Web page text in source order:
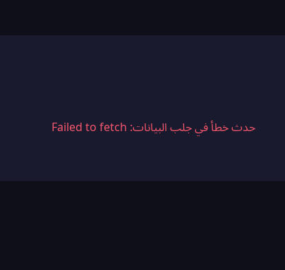
حدث خطأ في جلب البيانات: Failed to fetch